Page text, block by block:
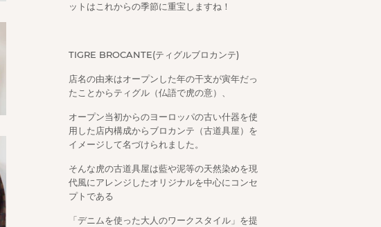
ットはこれからの季節に重宝しますね！
TIGRE BROCANTE(ティグルブロカンテ)
店名の由来はオープンした年の干支が寅年だっ
たことからティグル（仏語で虎の意）、
オープン当初からのヨーロッパの古い什器を使
用した店内構成からブロカンテ（古道具屋）を
イメージして名づけられました。
そんな虎の古道具屋は藍や泥等の天然染めを現
代風にアレンジしたオリジナルを中心にコンセ
プトである
「デニムを使った大人のワークスタイル」を提